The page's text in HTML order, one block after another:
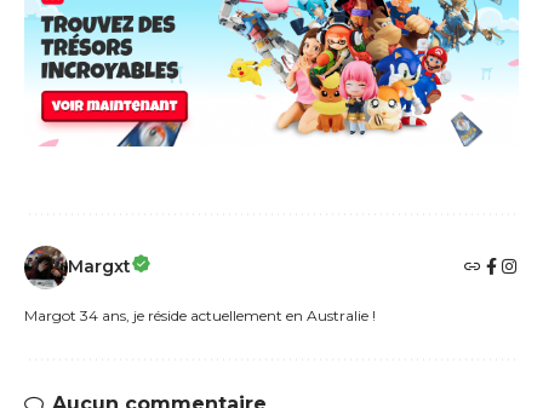
Margxt
Margot 34 ans, je réside actuellement en Australie !